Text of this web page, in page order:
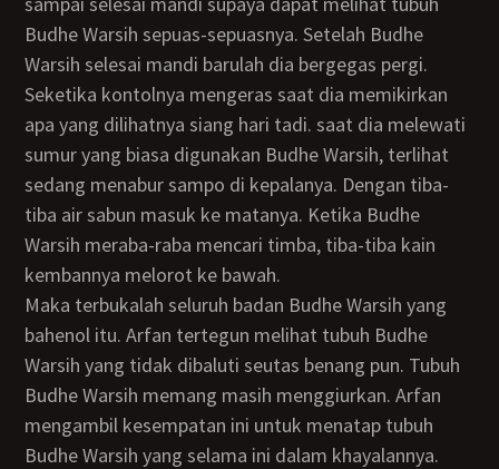
Budhe Warsih sepuas-sepuasnya. Setelah Budhe
Warsih selesai mandi barulah dia bergegas pergi.
Seketika kontolnya mengeras saat dia memikirkan
apa yang dilihatnya siang hari tadi. saat dia melewati
sumur yang biasa digunakan Budhe Warsih, terlihat
sedang menabur sampo di kepalanya. Dengan tiba-
tiba air sabun masuk ke matanya. Ketika Budhe
Warsih meraba-raba mencari timba, tiba-tiba kain
kembannya melorot ke bawah.
Maka terbukalah seluruh badan Budhe Warsih yang
bahenol itu. Arfan tertegun melihat tubuh Budhe
Warsih yang tidak dibaluti seutas benang pun. Tubuh
Budhe Warsih memang masih menggiurkan. Arfan
mengambil kesempatan ini untuk menatap tubuh
Budhe Warsih yang selama ini dalam khayalannya.